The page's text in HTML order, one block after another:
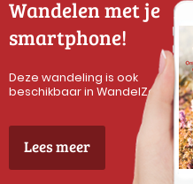
Wandelen met je
smartphone!
Deze wandeling is ook
beschikbaar in WandelZapp
Lees meer